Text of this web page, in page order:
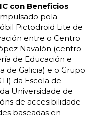
con Beneficios
pola
Pictodroid Lite de
entre o Centro
Navalón (centro
de Educación e
de Galicia) e o Grupo
da Escola de
Universidade de
de accesibilidade
baseadas en